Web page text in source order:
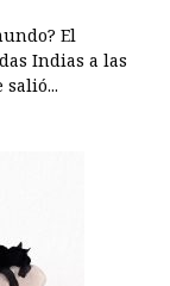
El
Indias a las